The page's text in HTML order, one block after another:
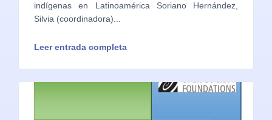
indígenas en Latinoamérica Soriano Hernández,
Silvia (coordinadora)...
Leer entrada completa